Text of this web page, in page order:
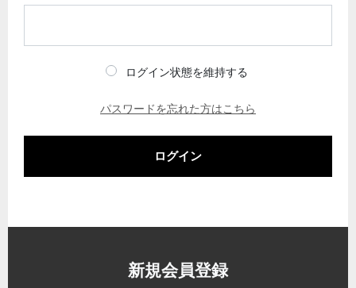
ログイン状態を維持する
パスワードを忘れた方はこちら
ログイン
新規会員登録